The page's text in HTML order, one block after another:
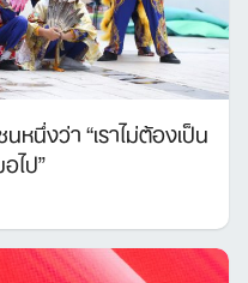
หนึ่งว่า “เราไม่ต้องเป็น
ไป”